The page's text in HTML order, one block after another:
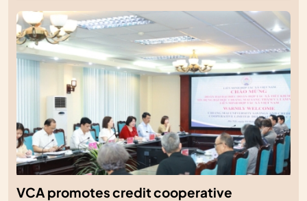
VCA promotes credit cooperative